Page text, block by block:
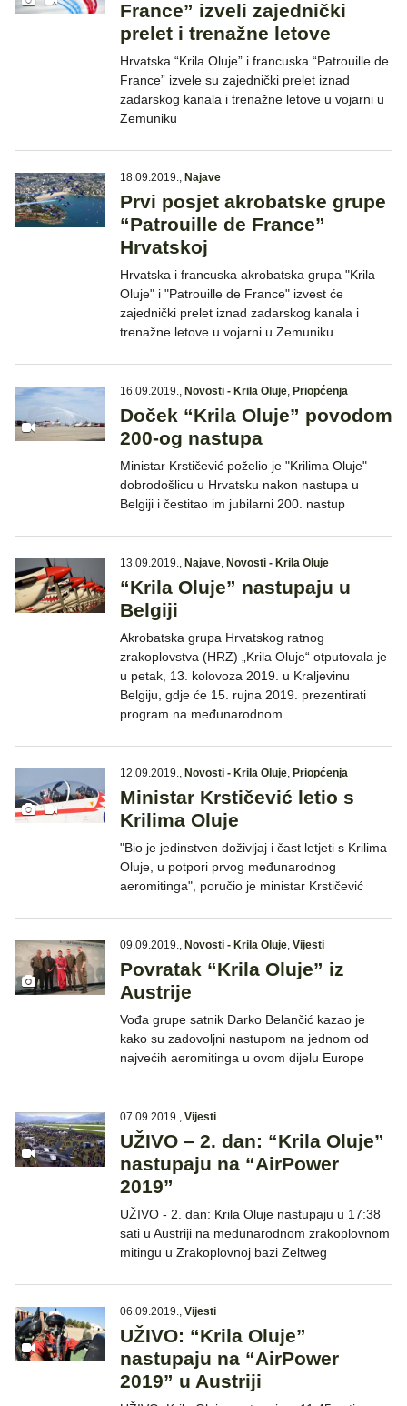
France” izveli zajednički
prelet i trenažne letove
Hrvatska “Krila Oluje” i francuska “Patrouille de
France” izvele su zajednički prelet iznad
zadarskog kanala i trenažne letove u vojarni u
Zemuniku
18.09.2019., Najave
Prvi posjet akrobatske grupe
“Patrouille de France”
Hrvatskoj
Hrvatska i francuska akrobatska grupa "Krila
Oluje" i "Patrouille de France" izvest će
zajednički prelet iznad zadarskog kanala i
trenažne letove u vojarni u Zemuniku
16.09.2019., Novosti - Krila Oluje, Priopćenja
Doček “Krila Oluje” povodom
200-og nastupa
Ministar Krstičević poželio je "Krilima Oluje"
dobrodošlicu u Hrvatsku nakon nastupa u
Belgiji i čestitao im jubilarni 200. nastup
13.09.2019., Najave, Novosti - Krila Oluje
“Krila Oluje” nastupaju u
Belgiji
Akrobatska grupa Hrvatskog ratnog
zrakoplovstva (HRZ) „Krila Oluje“ otputovala je
u petak, 13. kolovoza 2019. u Kraljevinu
Belgiju, gdje će 15. rujna 2019. prezentirati
program na međunarodnom …
12.09.2019., Novosti - Krila Oluje, Priopćenja
Ministar Krstičević letio s
Krilima Oluje
"Bio je jedinstven doživljaj i čast letjeti s Krilima
Oluje, u potpori prvog međunarodnog
aeromitinga", poručio je ministar Krstičević
09.09.2019., Novosti - Krila Oluje, Vijesti
Povratak “Krila Oluje” iz
Austrije
Vođa grupe satnik Darko Belančić kazao je
kako su zadovoljni nastupom na jednom od
najvećih aeromitinga u ovom dijelu Europe
07.09.2019., Vijesti
UŽIVO – 2. dan: “Krila Oluje”
nastupaju na “AirPower
2019”
UŽIVO - 2. dan: Krila Oluje nastupaju u 17:38
sati u Austriji na međunarodnom zrakoplovnom
mitingu u Zrakoplovnoj bazi Zeltweg
06.09.2019., Vijesti
UŽIVO: “Krila Oluje”
nastupaju na “AirPower
2019” u Austriji